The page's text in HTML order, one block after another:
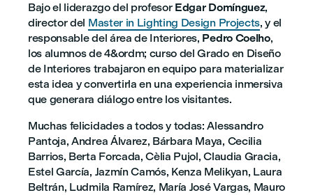
Bajo el liderazgo del profesor Edgar Domínguez,
director del Master in Lighting Design Projects, y el
responsable del área de Interiores, Pedro Coelho,
los alumnos de 4&ordm; curso del Grado en Diseño
de Interiores trabajaron en equipo para materializar
esta idea y convertirla en una experiencia inmersiva
que generara diálogo entre los visitantes.
Muchas felicidades a todos y todas: Alessandro
Pantoja, Andrea Álvarez, Bárbara Maya, Cecilia
Barrios, Berta Forcada, Cèlia Pujol, Claudia Gracia,
Estel García, Jazmín Camós, Kenza Melikyan, Laura
Beltrán, Ludmila Ramírez, María José Vargas, Mauro